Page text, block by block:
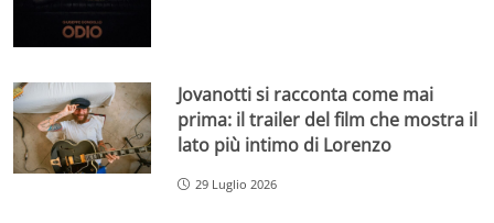
Jovanotti si racconta come mai
prima: il trailer del film che mostra il
lato più intimo di Lorenzo
29 Luglio 2026